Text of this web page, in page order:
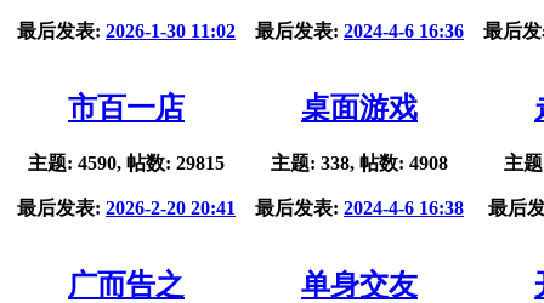
最后发表: 2026-1-30 11:02 最后发表: 2024-4-6 16:36 最后
市百一店
主题: 4590, 帖数: 29815
最后发表: 2026-2-20 20:41
桌面游戏
主题: 338, 帖数: 4908
最后发表: 2024-4-6 16:38
主
最后
广而告之 单身交友